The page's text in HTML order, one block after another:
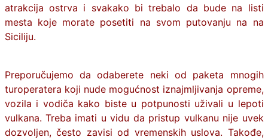
atrakcija ostrva i svakako bi trebalo da bude na listi
mesta koje morate posetiti na svom putovanju na na
Siciliju.
Preporučujemo da odaberete neki od paketa mnogih
turoperatera koji nude mogućnost iznajmljivanja opreme,
vozila i vodiča kako biste u potpunosti uživali u lepoti
vulkana. Treba imati u vidu da pristup vulkanu nije uvek
dozvoljen, često zavisi od vremenskih uslova. Takođe,